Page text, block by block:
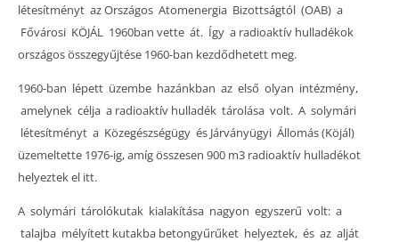
létesítményt az Országos Atomenergia Bizottságtól (OAB) a
Fővárosi KÖJÁL 1960ban vette át. Így a radioaktív hulladékok
országos összegyűjtése 1960-ban kezdődhetett meg.
1960-ban lépett üzembe hazánkban az első olyan intézmény,
amelynek célja a radioaktív hulladék tárolása volt. A solymári
létesítményt a Közegészségügy és Járványügyi Állomás (Köjál)
üzemeltette 1976-ig, amíg összesen 900 m3 radioaktív hulladékot
helyeztek el itt.
A solymári tárolókutak kialakítása nagyon egyszerű volt: a
talajba mélyített kutakba betongyűrűket helyeztek, és az alját